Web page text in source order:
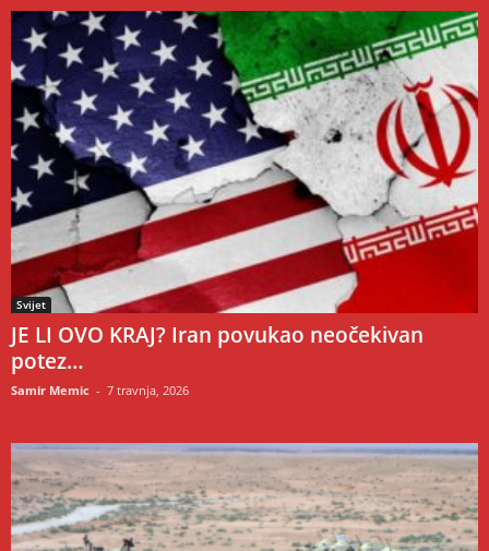
Svijet
JE LI OVO KRAJ? Iran povukao neočekivan
potez…
Samir Memic - 7 travnja, 2026